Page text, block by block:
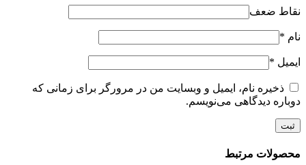
نقاط ضعف
نام *
ایمیل *
ذخیره نام، ایمیل و وبسایت من در مرورگر برای زمانی که
دوباره دیدگاهی می‌نویسم.
محصولات مرتبط